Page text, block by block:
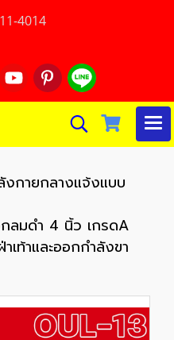
4014
งกายกลางแจ้งแบบ
ลมดำ 4 นิ้ว เกรดA
ท้าและออกกำลังขา